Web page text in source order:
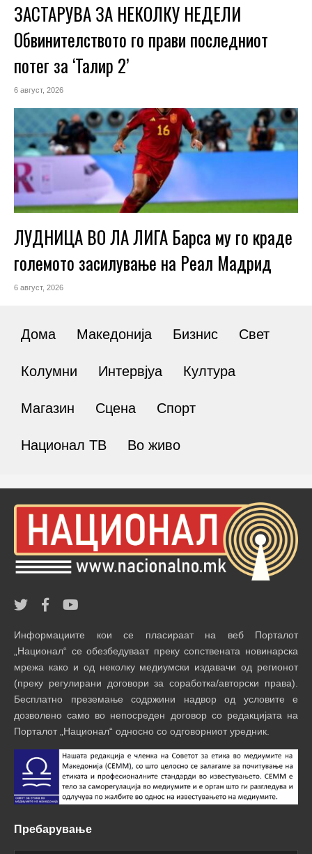
ЗАСТАРУВА ЗА НЕКОЛКУ НЕДЕЛИ
Обвинителството го прави последниот
потег за ‘Талир 2’
6 август, 2026
ЛУДНИЦА ВО ЛА ЛИГА Барса му го краде
големото засилување на Реал Мадрид
6 август, 2026
Дома Македонија Бизнис Свет
Колумни Интервјуа Култура
Магазин Сцена Спорт
Национал ТВ Во живо
Информациите кои се пласираат на веб Порталот
„Национал“ се обезбедуваат преку сопствената новинарска
мрежа како и од неколку медиумски издавачи од регионот
(преку регулирани договори за соработка/авторски права).
Бесплатно преземање содржини надвор од условите е
дозволено само во непосреден договор со редакцијата на
Порталот „Национал“ односно со одговорниот уредник.
Пребарување